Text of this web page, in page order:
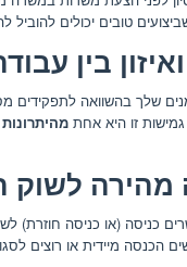
ואיזון בין
שלך בהשוואה לתפקידים
זו היא אחת
מהירה
כניסה (או כניסה חוזרת)